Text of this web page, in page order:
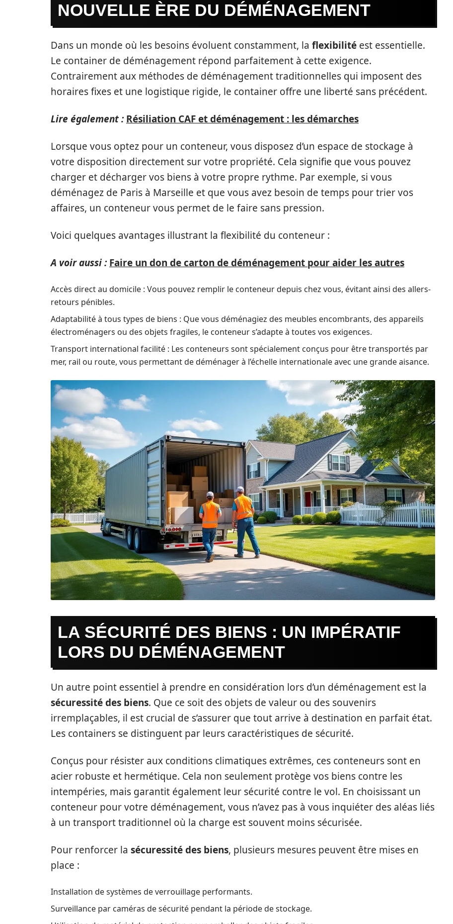
NOUVELLE ÈRE DU DÉMÉNAGEMENT
Dans un monde où les besoins évoluent constamment, la flexibilité est essentielle.
Le container de déménagement répond parfaitement à cette exigence.
Contrairement aux méthodes de déménagement traditionnelles qui imposent des
horaires fixes et une logistique rigide, le container offre une liberté sans précédent.
Lire également : Résiliation CAF et déménagement : les démarches
Lorsque vous optez pour un conteneur, vous disposez d’un espace de stockage à
votre disposition directement sur votre propriété. Cela signifie que vous pouvez
charger et décharger vos biens à votre propre rythme. Par exemple, si vous
déménagez de Paris à Marseille et que vous avez besoin de temps pour trier vos
affaires, un conteneur vous permet de le faire sans pression.
Voici quelques avantages illustrant la flexibilité du conteneur :
A voir aussi : Faire un don de carton de déménagement pour aider les autres
Accès direct au domicile : Vous pouvez remplir le conteneur depuis chez vous, évitant ainsi des allers-
retours pénibles.
Adaptabilité à tous types de biens : Que vous déménagiez des meubles encombrants, des appareils
électroménagers ou des objets fragiles, le conteneur s’adapte à toutes vos exigences.
Transport international facilité : Les conteneurs sont spécialement conçus pour être transportés par
mer, rail ou route, vous permettant de déménager à l’échelle internationale avec une grande aisance.
LA SÉCURITÉ DES BIENS : UN IMPÉRATIF
LORS DU DÉMÉNAGEMENT
Un autre point essentiel à prendre en considération lors d’un déménagement est la
sécuressité des biens. Que ce soit des objets de valeur ou des souvenirs
irremplaçables, il est crucial de s’assurer que tout arrive à destination en parfait état.
Les containers se distinguent par leurs caractéristiques de sécurité.
Conçus pour résister aux conditions climatiques extrêmes, ces conteneurs sont en
acier robuste et hermétique. Cela non seulement protège vos biens contre les
intempéries, mais garantit également leur sécurité contre le vol. En choisissant un
conteneur pour votre déménagement, vous n’avez pas à vous inquiéter des aléas liés
à un transport traditionnel où la charge est souvent moins sécurisée.
Pour renforcer la sécuressité des biens, plusieurs mesures peuvent être mises en
place :
Installation de systèmes de verrouillage performants.
Surveillance par caméras de sécurité pendant la période de stockage.